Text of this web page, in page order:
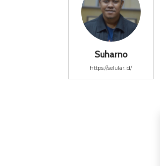
Suharno
https://selular.id/